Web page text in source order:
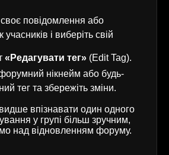
своє повідомлення або
учасників і виберіть свій
«Редагувати тег» (Edit Tag).
форумний нікнейм або будь-
тег та збережіть зміни.
впізнавати один одного
у групі більш зручним,
над відновленням форуму.